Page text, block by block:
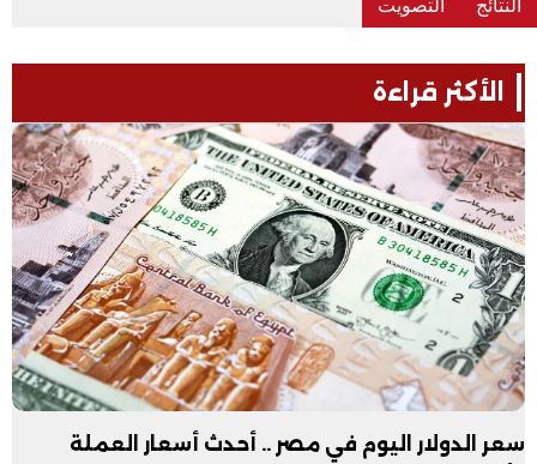
الأكثر قراءة
سعر الدولار اليوم في مصر .. أحدث أسعار العملة